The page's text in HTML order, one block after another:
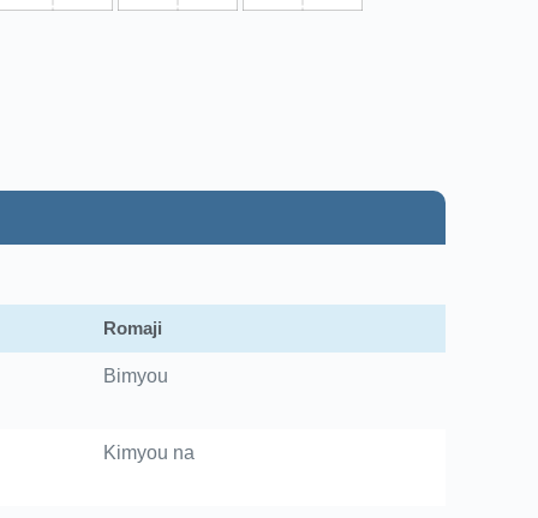
Romaji
Bimyou
Kimyou na